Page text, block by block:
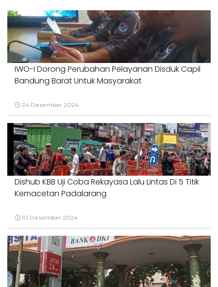
IWO-I Dorong Perubahan Pelayanan Disduk Capil
Bandung Barat Untuk Masyarakat
24 Desember 2024
Dishub KBB Uji Coba Rekayasa Lalu Lintas Di 5 Titik
Kemacetan Padalarang
10 Desember 2024